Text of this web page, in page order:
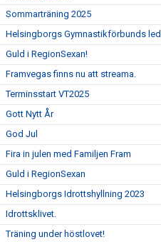
Sommarträning 2025
Helsingborgs Gymnastikförbunds
Guld i RegionSexan!
Framvegas finns nu att streama.
Terminsstart VT2025
Gott Nytt År
God Jul
Fira in julen med Familjen Fram
Guld i RegionSexan
Helsingborgs Idrottshyllning 2023
Idrottsklivet.
Träning under höstlovet!